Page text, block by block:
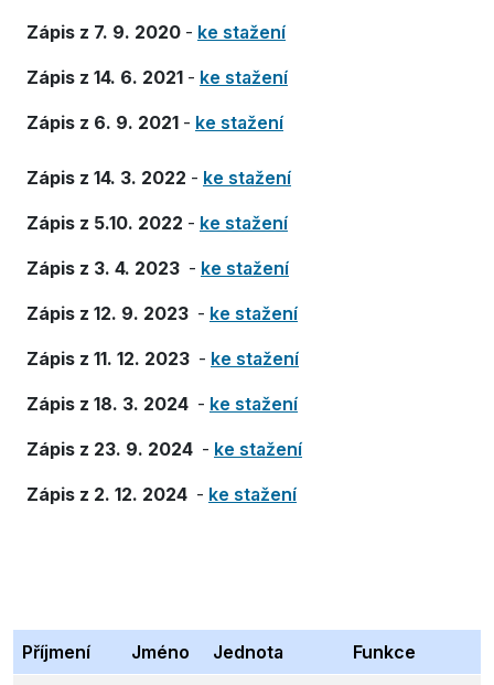
Zápis z 7. 9. 2020 - ke stažení
Zápis z 14. 6. 2021 - ke stažení
Zápis z 6. 9. 2021 - ke stažení
Zápis z 14. 3. 2022 - ke stažení
Zápis z 5.10. 2022 - ke stažení
Zápis z 3. 4. 2023 - ke stažení
Zápis z 12. 9. 2023 - ke stažení
Zápis z 11. 12. 2023 - ke stažení
Zápis z 18. 3. 2024 - ke stažení
Zápis z 23. 9. 2024 - ke stažení
Zápis z 2. 12. 2024 - ke stažení
Příjmení Jméno Jednota Funkce